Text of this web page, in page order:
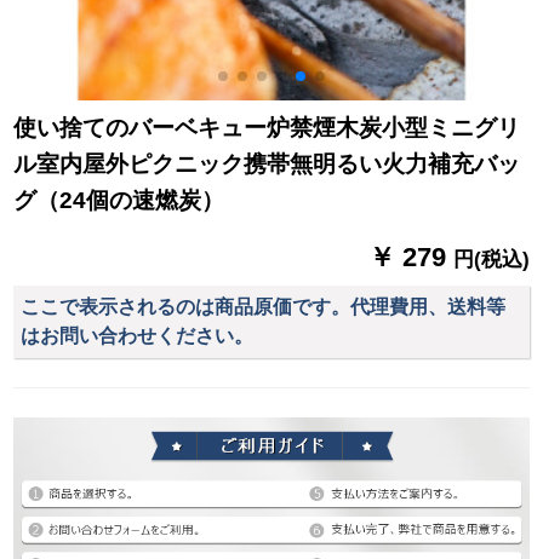
使い捨てのバーベキュー炉禁煙木炭小型ミニグリ
ル室内屋外ピクニック携帯無明るい火力補充バッ
グ（24個の速燃炭）
￥ 279 円(税込)
ここで表示されるのは商品原価です。代理費用、送料等
はお問い合わせください。